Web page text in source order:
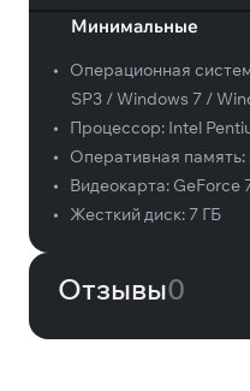
Минимальные
• Операционная
SP3 / Windows 7 /
•
Процессор: Intel
•
Оперативная память:
•
Видеокарта: GeForce
•
Жесткий диск: 7 ГБ
Отзывы0